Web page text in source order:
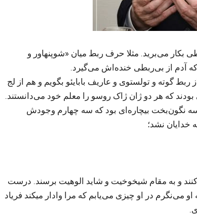
بکار می‌برید. مثلا حرف ربط میان «شوپنهاور و
که آدم از بی‌ربطی خنده‌اش می‌گیرد.
گوته و تولستوی و عاریف بابایئو بگویم و هم از لج
که هر دو ژان ژاک روسو را معلم خود می‌دانستند.
نگون‌بخت بیچاره‌ای بود که سه چهارم وجودش
خدایان نشد؛
و به مقام شیخوخیت و شاید الوهیت برسند. درست
می‌نگرم در او چیزی می‌یابم که مرا وادار میکند فریاد